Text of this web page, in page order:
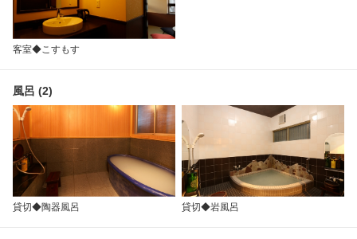
客室◆こすもす
風呂 (2)
貸切◆陶器風呂 貸切◆岩風呂